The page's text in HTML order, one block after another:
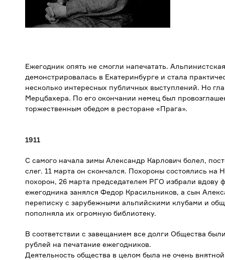
Ежегодник опять не смогли напечатать.
демонстрировалась в Екатеринбурге и стала
несколько интересных публичных выступлений. Но
Мерцбахера. По его окончании немец был
торжественным обедом в ресторане «Прага».
1911
С самого начала зимы Александр Карлович болел,
слег. 11 марта он скончался. Похороны состоялись
похорон, 26 марта председателем РГО избрали вдову
ежегодника занялся Федор Красильников, а сын
переписку с зарубежными альпийскими клубами и
пополняла их огромную библиотеку.
В соответствии с завещанием все долги Общества
рублей на печатание ежегодников.
Деятельность общества в целом была не очень